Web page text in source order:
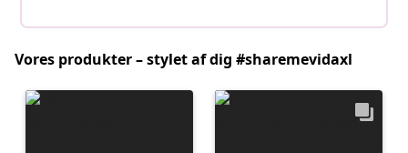
Vores produkter – stylet af dig #sharemevidaxl